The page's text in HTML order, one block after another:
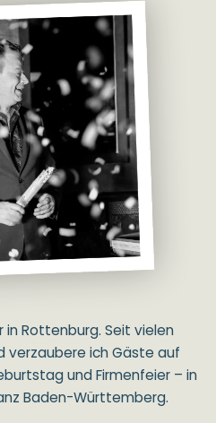
in Rottenburg. Seit vielen
verzaubere ich Gäste auf
und Firmenfeier – in
Baden-Württemberg.